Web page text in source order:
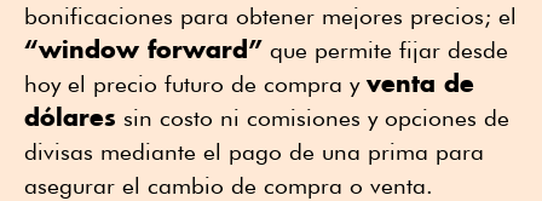
bonificaciones para obtener mejores precios; el
“window forward” que permite fijar desde
hoy el precio futuro de compra y venta de
dólares sin costo ni comisiones y opciones de
divisas mediante el pago de una prima para
asegurar el cambio de compra o venta.